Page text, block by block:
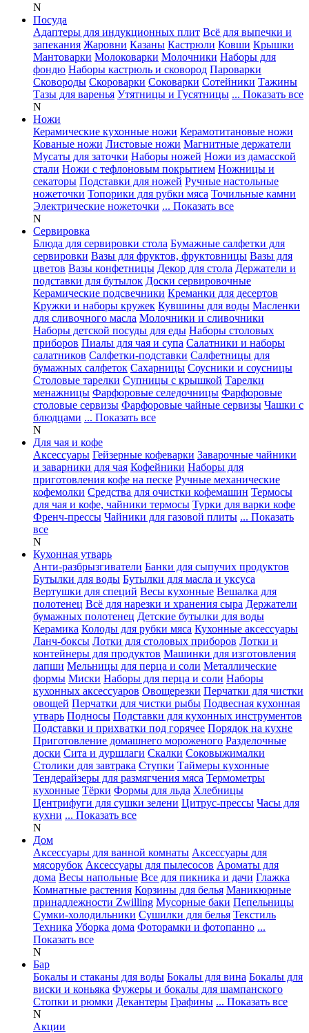
N
Посуда
Адаптеры для индукционных плит Всё для выпечки и
запекания Жаровни Казаны Кастрюли Ковши Крышки
Мантоварки Молоковарки Молочники Наборы для
фондю Наборы кастрюль и сковород Пароварки
Сковороды Скороварки Соковарки Сотейники Тажины
Тазы для варенья Утятницы и Гусятницы ... Показать все
N
Ножи
Керамические кухонные ножи Керамотитановые ножи
Кованые ножи Листовые ножи Магнитные держатели
Мусаты для заточки Наборы ножей Ножи из дамасской
стали Ножи с тефлоновым покрытием Ножницы и
секаторы Подставки для ножей Ручные настольные
ножеточки Топорики для рубки мяса Точильные камни
Электрические ножеточки ... Показать все
N
Сервировка
Блюда для сервировки стола Бумажные салфетки для
сервировки Вазы для фруктов, фруктовницы Вазы для
цветов Вазы конфетницы Декор для стола Держатели и
подставки для бутылок Доски сервировочные
Керамические подсвечники Креманки для десертов
Кружки и наборы кружек Кувшины для воды Масленки
для сливочного масла Молочники и сливочники
Наборы детской посуды для еды Наборы столовых
приборов Пиалы для чая и супа Салатники и наборы
салатников Салфетки-подставки Салфетницы для
бумажных салфеток Сахарницы Соусники и соусницы
Столовые тарелки Супницы с крышкой Тарелки
менажницы Фарфоровые селедочницы Фарфоровые
столовые сервизы Фарфоровые чайные сервизы Чашки с
блюдцами ... Показать все
N
Для чая и кофе
Аксессуары Гейзерные кофеварки Заварочные чайники
и заварники для чая Кофейники Наборы для
приготовления кофе на песке Ручные механические
кофемолки Средства для очистки кофемашин Термосы
для чая и кофе, чайники термосы Турки для варки кофе
Френч-прессы Чайники для газовой плиты ... Показать
все
N
Кухонная утварь
Анти-разбрызгиватели Банки для сыпучих продуктов
Бутылки для воды Бутылки для масла и уксуса
Вертушки для специй Весы кухонные Вешалка для
полотенец Всё для нарезки и хранения сыра Держатели
бумажных полотенец Детские бутылки для воды
Керамика Колоды для рубки мяса Кухонные аксессуары
Ланч-боксы Лотки для столовых приборов Лотки и
контейнеры для продуктов Машинки для изготовления
лапши Мельницы для перца и соли Металлические
формы Миски Наборы для перца и соли Наборы
кухонных аксессуаров Овощерезки Перчатки для чистки
овощей Перчатки для чистки рыбы Подвесная кухонная
утварь Подносы Подставки для кухонных инструментов
Подставки и прихватки под горячее Порядок на кухне
Приготовление домашнего мороженого Разделочные
доски Сита и дуршлаги Скалки Соковыжималки
Столики для завтрака Ступки Таймеры кухонные
Тендерайзеры для размягчения мяса Термометры
кухонные Тёрки Формы для льда Хлебницы
Центрифуги для сушки зелени Цитрус-прессы Часы для
кухни ... Показать все
N
Дом
Аксессуары для ванной комнаты Аксессуары для
мясорубок Аксессуары для пылесосов Ароматы для
дома Весы напольные Все для пикника и дачи Глажка
Комнатные растения Корзины для белья Маникюрные
принадлежности Zwilling Мусорные баки Пепельницы
Сумки-холодильники Сушилки для белья Текстиль
Техника Уборка дома Фоторамки и фотопанно ...
Показать все
N
Бар
Бокалы и стаканы для воды Бокалы для вина Бокалы для
виски и коньяка Фужеры и бокалы для шампанского
Стопки и рюмки Декантеры Графины ... Показать все
N
Акции